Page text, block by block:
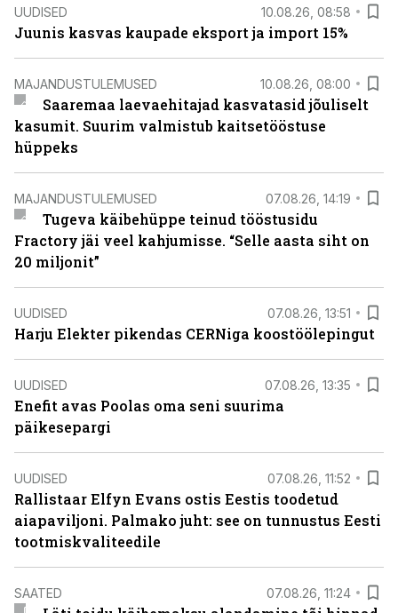
UUDISED 10.08.26, 08:58
Juunis kasvas kaupade eksport ja import 15%
MAJANDUSTULEMUSED 10.08.26, 08:00
Saaremaa laevaehitajad kasvatasid jõuliselt
kasumit. Suurim valmistub kaitsetööstuse
hüppeks
MAJANDUSTULEMUSED 07.08.26, 14:19
Tugeva käibehüppe teinud tööstusidu
Fractory jäi veel kahjumisse. “Selle aasta siht on
20 miljonit”
UUDISED 07.08.26, 13:51
Harju Elekter pikendas CERNiga koostöölepingut
UUDISED 07.08.26, 13:35
Enefit avas Poolas oma seni suurima
päikesepargi
UUDISED 07.08.26, 11:52
Rallistaar Elfyn Evans ostis Eestis toodetud
aiapaviljoni. Palmako juht: see on tunnustus Eesti
tootmiskvaliteedile
SAATED 07.08.26, 11:24